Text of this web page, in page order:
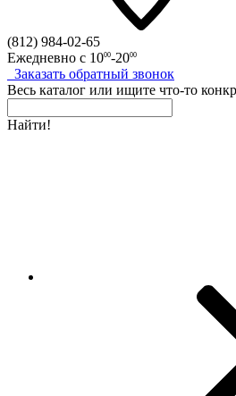
(812) 984-02-65
Ежедневно с 1000-2000
Заказать обратный звонок
Весь каталог или ищите что-то
Найти!